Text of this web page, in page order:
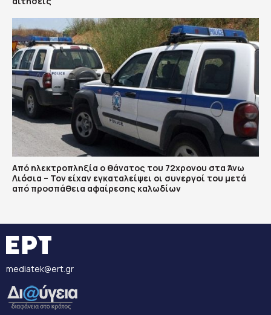
Από ηλεκτροπληξία ο θάνατος του 72χρονου στα Άνω
Λιόσια – Τον είχαν εγκαταλείψει οι συνεργοί του μετά
από προσπάθεια αφαίρεσης καλωδίων
mediatek@ert.gr